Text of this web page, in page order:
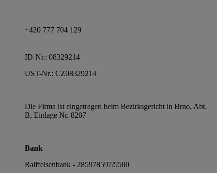
+420 777 704 129
ID-Nr.: 08329214
UST-Nr.: CZ08329214
Die Firma ist eingetragen beim Bezirksgericht in Brno, Abt.
B, Einlage Nr. 8207
Bank
Raiffeisenbank - 285978597/5500